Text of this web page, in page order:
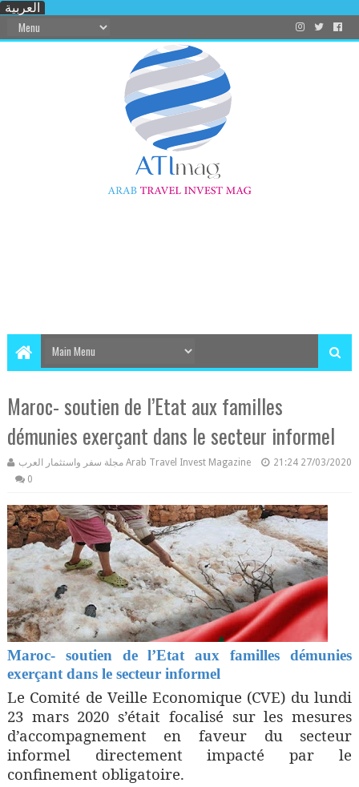
العربية
Maroc- soutien de l’Etat aux familles
démunies exerçant dans le secteur informel
مجلة سفر واستثمار العرب Arab Travel Invest Magazine 21:24 27/03/2020
0
Maroc- soutien de l’Etat aux familles démunies
exerçant dans le secteur informel
Le Comité de Veille Economique (CVE) du lundi
23 mars 2020 s’était focalisé sur les mesures
d’accompagnement en faveur du secteur
informel directement impacté par le
confinement obligatoire.